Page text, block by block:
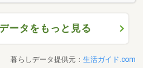
ータをもっと見る
暮らしデータ提供元： 生活ガイド.com